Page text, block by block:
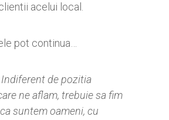
acelui local.
pot continua…
Indiferent de pozitia
ne aflam, trebuie sa fim
suntem oameni, cu